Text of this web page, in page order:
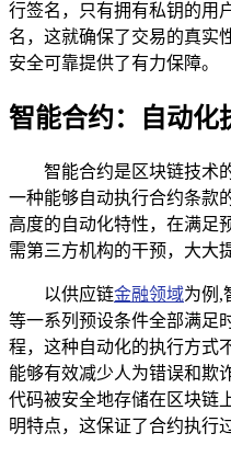
行签名，只有拥有私钥的用
名，这就确保了交易的真实
安全可靠提供了有力保障。
智能合约：自动化
智能合约是区块链技术
一种能够自动执行合约条款
高度的自动化特性，在满足
需第三方机构的干预，大大
以供应链金融领域为例,
等一系列预设条件全部满足
程，这种自动化的执行方式
能够有效减少人为错误和欺
代码被安全地存储在区块链
明特点，这保证了合约执行